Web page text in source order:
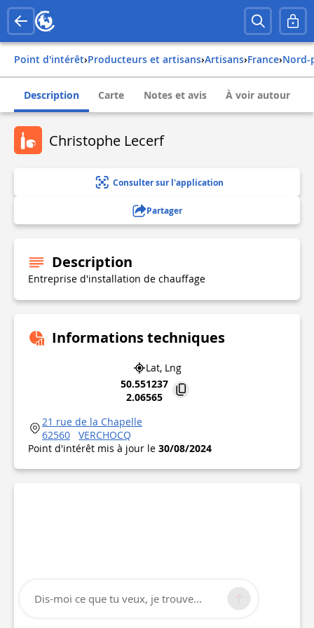
Point d'intérêt› Producteurs et artisans› Artisans› france›
Description Carte Notes et avis À voir autour
Christophe Lecerf
Consulter sur l'application
Partager
Description
Entreprise d'installation de chauffage
Informations techniques
Lat, Lng
50.551237
2.06565
21 rue de la Chapelle
62560
VERCHOCQ
Point d'intérêt mis à jour le 30/08/2024
Dis-moi ce que tu veux, je trouve...